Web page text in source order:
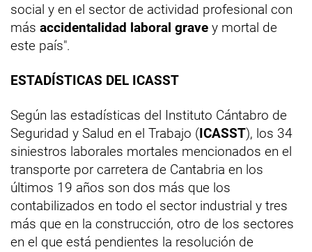
social y en el sector de actividad profesional con
más accidentalidad laboral grave y mortal de
este país".
ESTADÍSTICAS DEL ICASST
Según las estadísticas del Instituto Cántabro de
Seguridad y Salud en el Trabajo (ICASST), los 34
siniestros laborales mortales mencionados en el
transporte por carretera de Cantabria en los
últimos 19 años son dos más que los
contabilizados en todo el sector industrial y tres
más que en la construcción, otro de los sectores
en el que está pendientes la resolución de